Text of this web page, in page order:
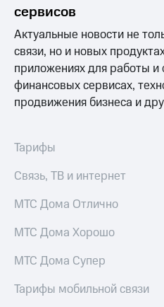
о технологиях
Достижения
Интервью
Пригласить
спикера
и акционерам
Корпоративное
управление
секретарь
сервисов
Актуальные новости не
связи, но и новых
приложениях для работы
финансовых сервисах,
продвижения бизнеса и
Тарифы
Связь, ТВ и интернет
МТС Дома Отлично
МТС Дома Хорошо
МТС Дома Супер
Тарифы мобильной связи